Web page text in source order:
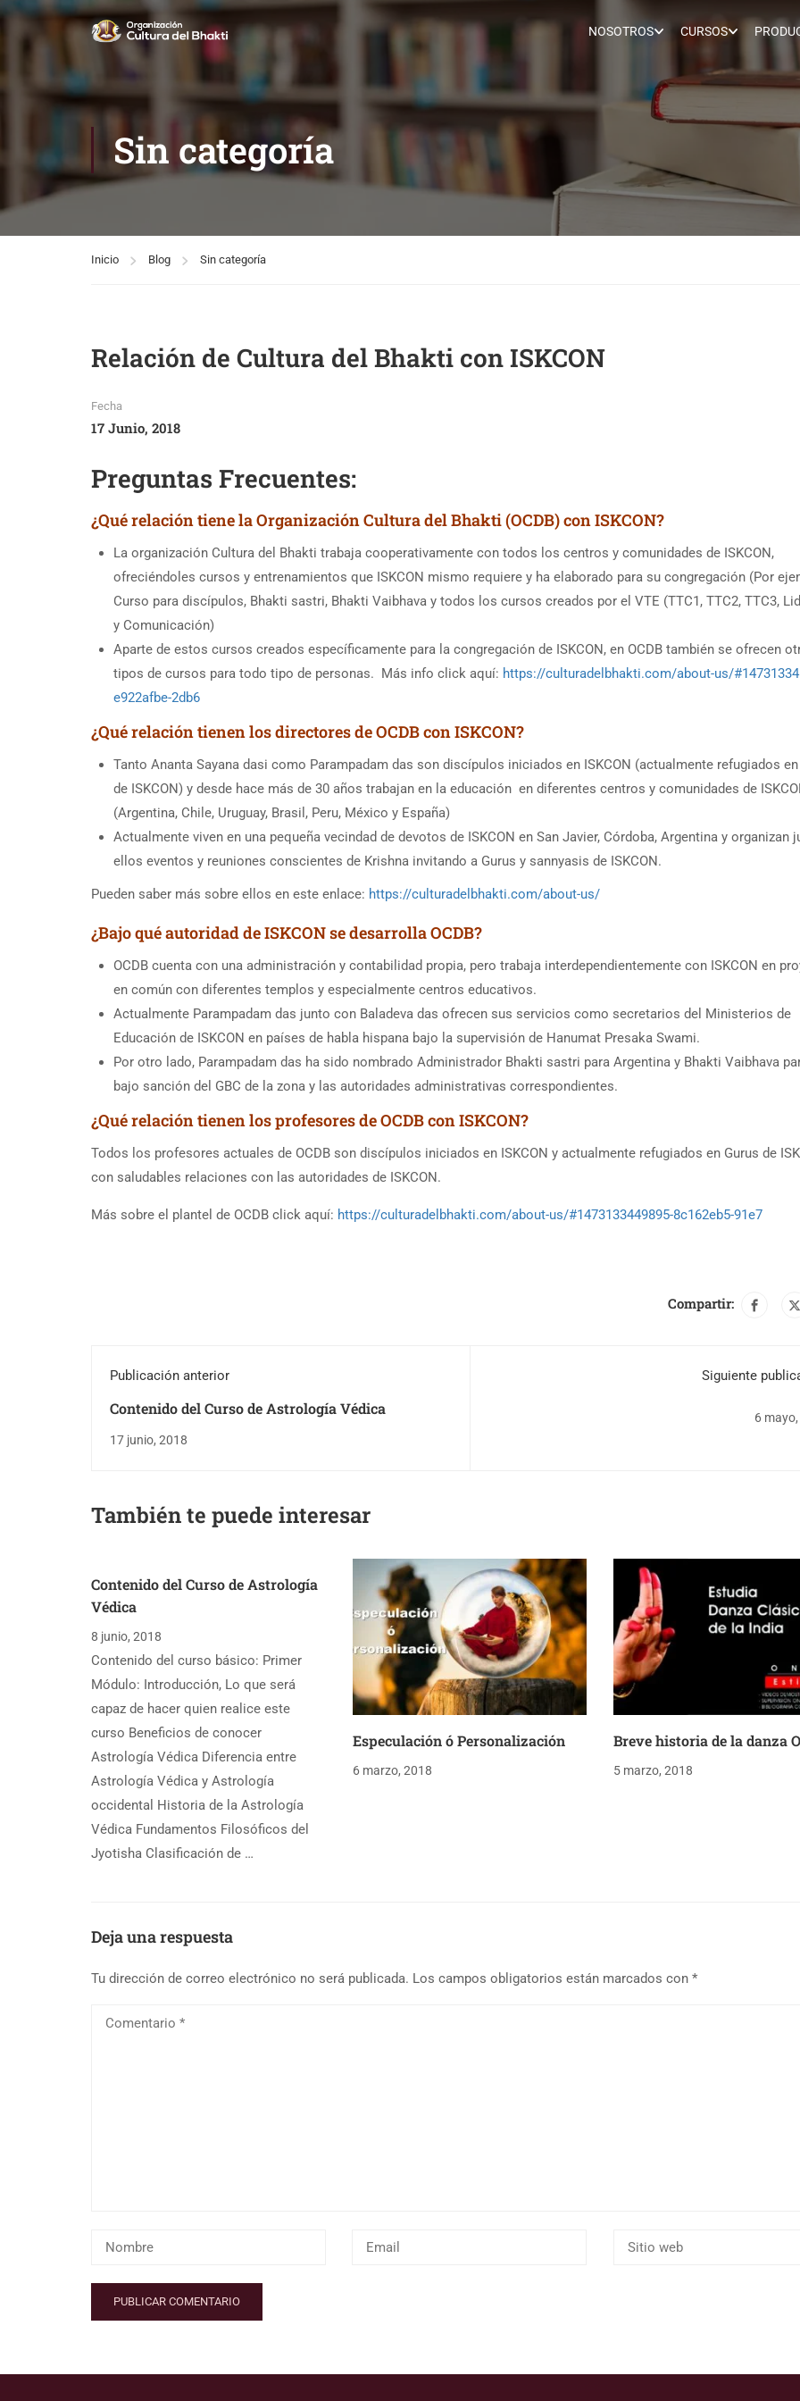
NOSOTROS CURSOS
Sin categoría
Inicio Blog Sin categoría
Relación de Cultura del Bhakti con ISKCON
Fecha
17 Junio, 2018
Preguntas Frecuentes:
¿Qué relación tiene la Organización Cultura del Bhakti (OCDB) con ISKCON?
La organización Cultura del Bhakti trabaja cooperativamente con todos los centros y comunidades de ISKCON,
ofreciéndoles cursos y entrenamientos que ISKCON mismo requiere y ha elaborado para su congregación (Por
Curso para discípulos, Bhakti sastri, Bhakti Vaibhava y todos los cursos creados por el VTE (TTC1, TTC2, TTC3,
y Comunicación)
Aparte de estos cursos creados específicamente para la congregación de ISKCON, en OCDB también se ofrecen
tipos de cursos para todo tipo de personas. Más info click aquí: https://culturadelbhakti.com/about-us/
e922afbe-2db6
¿Qué relación tienen los directores de OCDB con ISKCON?
Tanto Ananta Sayana dasi como Parampadam das son discípulos iniciados en ISKCON (actualmente refugiados en
de ISKCON) y desde hace más de 30 años trabajan en la educación en diferentes centros y comunidades de
(Argentina, Chile, Uruguay, Brasil, Peru, México y España)
Actualmente viven en una pequeña vecindad de devotos de ISKCON en San Javier, Córdoba, Argentina y organizan
ellos eventos y reuniones conscientes de Krishna invitando a Gurus y sannyasis de ISKCON.
Pueden saber más sobre ellos en este enlace: https://culturadelbhakti.com/about-us/
¿Bajo qué autoridad de ISKCON se desarrolla OCDB?
OCDB cuenta con una administración y contabilidad propia, pero trabaja interdependientemente con ISKCON en
en común con diferentes templos y especialmente centros educativos.
Actualmente Parampadam das junto con Baladeva das ofrecen sus servicios como secretarios del Ministerios de
Educación de ISKCON en países de habla hispana bajo la supervisión de Hanumat Presaka Swami.
Por otro lado, Parampadam das ha sido nombrado Administrador Bhakti sastri para Argentina y Bhakti Vaibhava
bajo sanción del GBC de la zona y las autoridades administrativas correspondientes.
¿Qué relación tienen los profesores de OCDB con ISKCON?
Todos los profesores actuales de OCDB son discípulos iniciados en ISKCON y actualmente refugiados en Gurus de
con saludables relaciones con las autoridades de ISKCON.
Más sobre el plantel de OCDB click aquí: https://culturadelbhakti.com/about-us/#1473133449895-8c162eb5-91e7
Compartir:
Publicación anterior
Contenido del Curso de Astrología Védica
17 junio, 2018
Siguiente
6
También te puede interesar
Contenido del Curso de Astrología
Védica
8 junio, 2018
Contenido del curso básico: Primer
Módulo: Introducción, Lo que será
capaz de hacer quien realice este
curso Beneficios de conocer
Astrología Védica Diferencia entre
Astrología Védica y Astrología
occidental Historia de la Astrología
Védica Fundamentos Filosóficos del
Jyotisha Clasificación de …
Especulación ó Personalización
6 marzo, 2018
Breve historia de la danza
5 marzo, 2018
Deja una respuesta
Tu dirección de correo electrónico no será publicada. Los campos obligatorios están marcados con *